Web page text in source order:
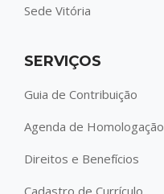
Sede Vitória
SERVIÇOS
Guia de Contribuição
Agenda de Homologação
Direitos e Benefícios
Cadastro de Currículo